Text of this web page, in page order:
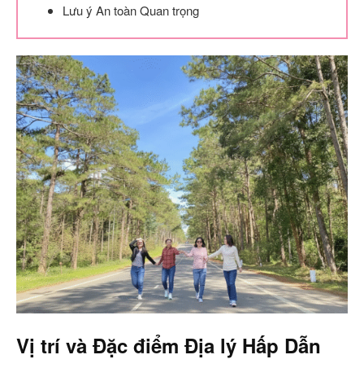
Lưu ý An toàn Quan trọng
Vị trí và Đặc điểm Địa lý Hấp Dẫn